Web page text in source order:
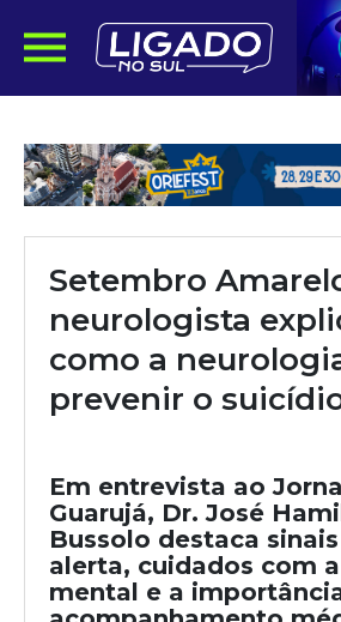
Setembro
neurologista
como a
prevenir o
Em entrevista ao
Guarujá, Dr. José
Bussolo destaca
alerta, cuidados com
mental e a